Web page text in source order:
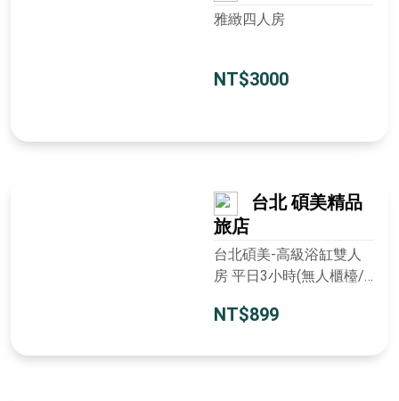
雅緻四人房
NT$3000
台北 碩美精品
旅店
台北碩美-高級浴缸雙人
房 平日3小時(無人櫃檯/
NT$899